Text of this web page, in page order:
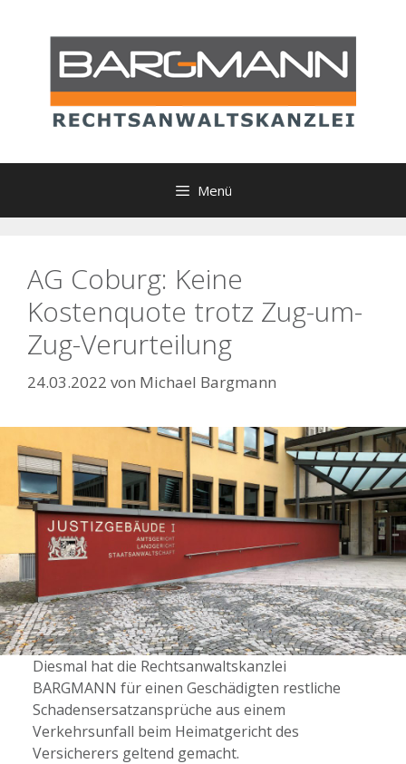
springen
Menü
AG Coburg: Keine
Kostenquote trotz Zug-um-
Zug-Verurteilung
24.03.2022 von Michael Bargmann
Diesmal hat die Rechtsanwaltskanzlei
BARGMANN für einen Geschädigten restliche
Schadensersatzansprüche aus einem
Verkehrsunfall beim Heimatgericht des
Versicherers geltend gemacht.